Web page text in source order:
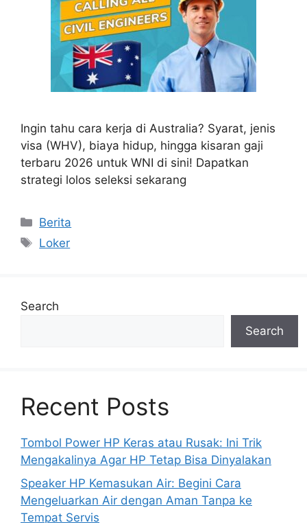
Ingin tahu cara kerja di Australia? Syarat, jenis
visa (WHV), biaya hidup, hingga kisaran gaji
terbaru 2026 untuk WNI di sini! Dapatkan
strategi lolos seleksi sekarang
Categories
Berita
Tags
Loker
Search
Search
Recent Posts
Tombol Power HP Keras atau Rusak: Ini Trik
Mengakalinya Agar HP Tetap Bisa Dinyalakan
Speaker HP Kemasukan Air: Begini Cara
Mengeluarkan Air dengan Aman Tanpa ke
Tempat Servis